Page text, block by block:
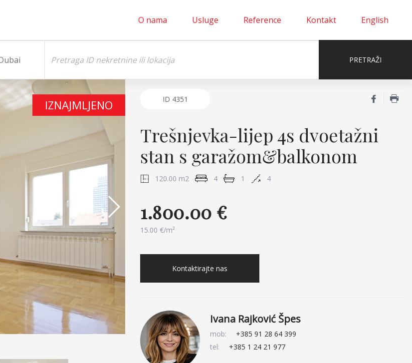
O nama Usluge Reference Kontakt English
IZNAJMLJENO ID 4351
Trešnjevka-lijep 4s dvoetažni
stan s garažom&balkonom
120.00 m2 4 1 4
1.800.00 €
15.00 €/m²
Kontaktirajte nas
Ivana Rajković Špes
mob:
+385 91 28 64 399
tel:
+385 1 24 21 977